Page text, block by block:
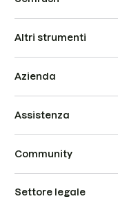
Altri strumenti
Azienda
Assistenza
Community
Settore legale